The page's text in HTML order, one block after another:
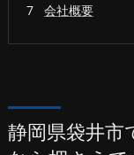
会社概要
静岡県袋井市